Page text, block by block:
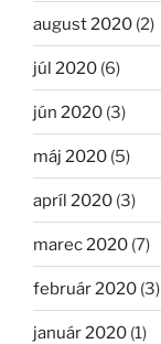
august 2020 (2)
júl 2020 (6)
jún 2020 (3)
máj 2020 (5)
apríl 2020 (3)
marec 2020 (7)
február 2020 (3)
január 2020 (1)